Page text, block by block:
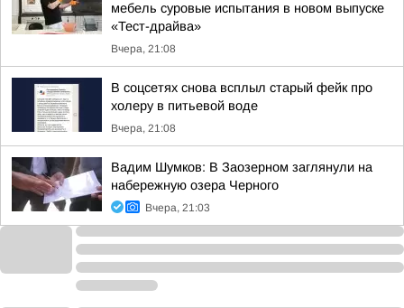
мебель суровые испытания в новом выпуске
«Тест-драйва»
Вчера, 21:08
В соцсетях снова всплыл старый фейк про
холеру в питьевой воде
Вчера, 21:08
Вадим Шумков: В Заозерном заглянули на
набережную озера Черного
Вчера, 21:03